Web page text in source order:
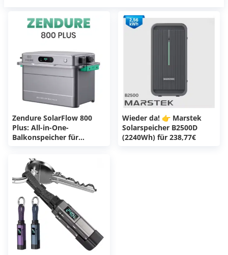
Zendure SolarFlow 800
Plus: All-in-One-
Balkonspeicher für
Wieder da! 👉 Marstek
Solarspeicher B2500D
(2240Wh) für 238,77€